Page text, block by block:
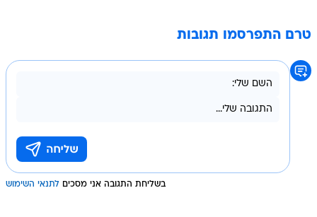
טרם התפרסמו תגובות
בשליחת התגובה אני מסכים לתנאי השימוש